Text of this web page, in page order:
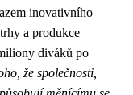
inovativního
a produkce
diváků po
že společnosti,